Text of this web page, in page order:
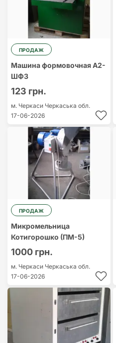
ПРОДАЖ
Машина формовочная А2-
ШФЗ
123 грн.
м. Черкаси Черкаська обл.
17-06-2026
ПРОДАЖ
Микромельница
Котигорошко (ПМ-5)
1000 грн.
м. Черкаси Черкаська обл.
17-06-2026